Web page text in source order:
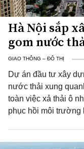
Hà Nội sắp
gom nước
GIAO THÔNG – ĐÔ THỊ
Dự án đầu tư xây
nước thải xung
toàn việc xả thải ô
phục hồi môi trường